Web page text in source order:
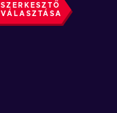
SZERKESZTŐ
VÁLASZTÁSA